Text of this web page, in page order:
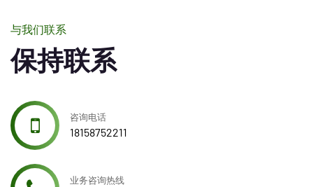
与我们联系
保持联系
咨询电话
18158752211
业务咨询热线